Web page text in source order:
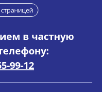
в частную
99-12